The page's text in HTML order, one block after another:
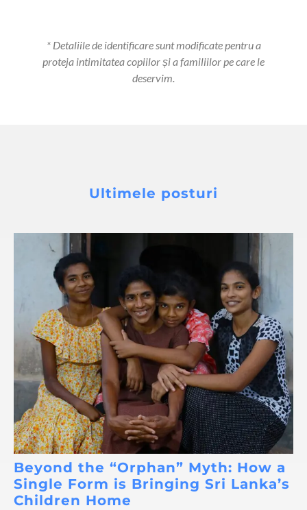
* Detaliile de identificare sunt modificate pentru a
proteja intimitatea copiilor și a familiilor pe care le
deservim.
Ultimele posturi
Beyond the “Orphan” Myth: How a
Single Form is Bringing Sri Lanka’s
Children Home